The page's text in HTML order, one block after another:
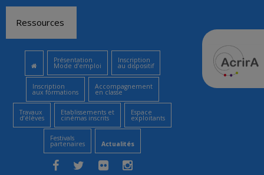
contenu
Ressources
Présentation
Mode d’emploi
Inscription
au dispositif
Inscription
aux formations
Accompagnement
en classe
Travaux
d’élèves
Etablissements et
cinémas inscrits
Espace
exploitants
Festivals
partenaires Actualités